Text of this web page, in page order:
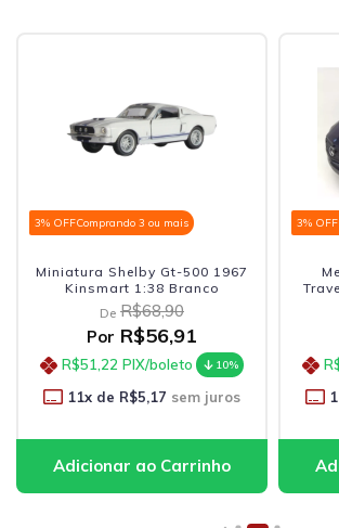
3% OFFComprando 3 ou mais
Miniatura Shelby Gt-500 1967
Kinsmart 1:38 Branco
De R$68,90
Por R$56,91
R$51,22 PIX/boleto 10%
11x de R$5,17 sem juros
3% OFF